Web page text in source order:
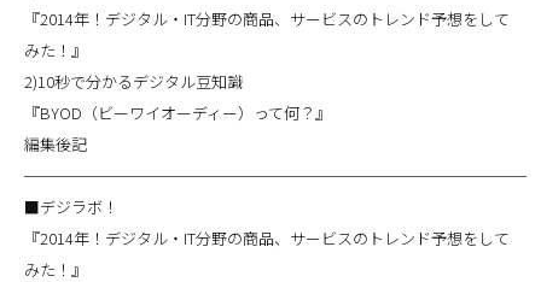
『2014年！デジタル・IT分野の商品、サービスのトレンド予想をして
みた！』
2)10秒で分かるデジタル豆知識
『BYOD（ビーワイオーディー）って何？』
編集後記
────────────────────────────────
■デジラボ！
『2014年！デジタル・IT分野の商品、サービスのトレンド予想をして
みた！』